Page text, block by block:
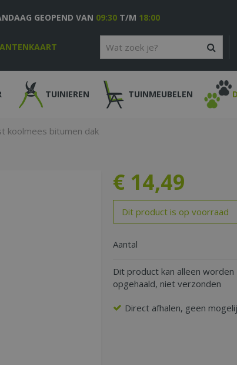
koolmees bitumen dak
GEOPEND VAN 09:30 T/M 18:00
TUINIEREN TUINMEUBELEN
€ 14,49
Dit product is op voorraad
Aantal
Dit product kan alleen worden
opgehaald, niet verzonden
Direct afhalen, geen